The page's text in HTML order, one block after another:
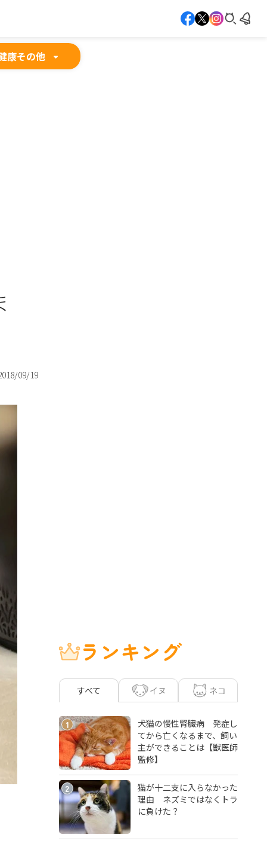
康その他
09/19
ランキング
すべて イヌ ネコ
1
犬猫の慢性腎臓病 発症し
てから亡くなるまで、飼い
主ができることは【獣医師
監修】
2
猫が十二支に入らなかった
理由 ネズミではなくトラ
に負けた？